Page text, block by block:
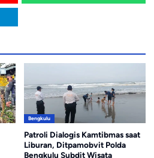
Bengkulu
Patroli Dialogis Kamtibmas saat
Liburan, Ditpamobvit Polda
Bengkulu Subdit Wisata